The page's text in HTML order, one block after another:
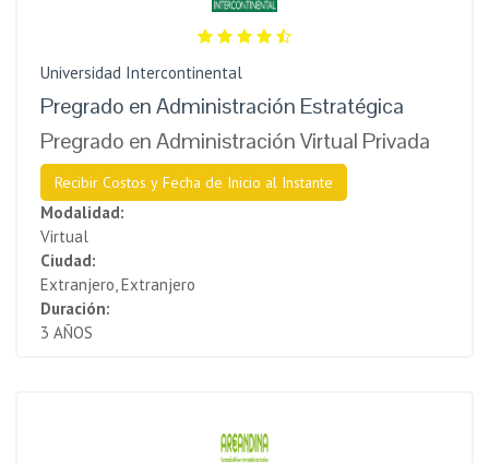
Universidad Intercontinental
Pregrado en Administración Estratégica
Pregrado en Administración Virtual Privada
Recibir Costos y Fecha de Inicio al Instante
Modalidad:
Virtual
Ciudad:
Extranjero, Extranjero
Duración:
3 AÑOS